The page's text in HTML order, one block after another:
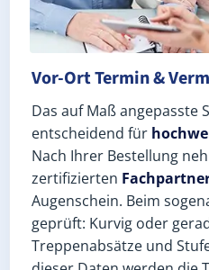
Vor-Ort Termin &
Das auf Maß angepasste
entscheidend für
Nach Ihrer Bestellung
zertifizierten
Augenschein. Beim
geprüft: Kurvig oder
Treppenabsätze und